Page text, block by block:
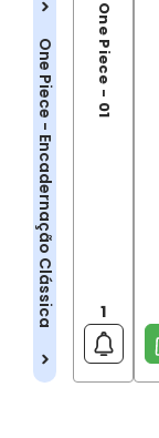
One Piece - Encadernação Clássica One Piece - 01
1